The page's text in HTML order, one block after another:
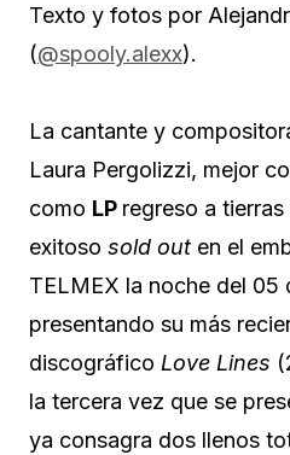
Texto y fotos por
(@spooly.alexx).
La cantante y
Laura Pergolizzi, mejor
como LP regreso a
exitoso sold out en el
TELMEX la noche del 05
presentando su más
discográfico Love Lines
la tercera vez que se
ya consagra dos llenos